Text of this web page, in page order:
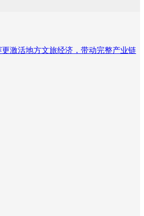
激活地方文旅经济，带动完整产业链